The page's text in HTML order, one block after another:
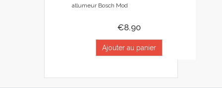
allumeur Bosch Mod
€8.90
Ajouter au panier